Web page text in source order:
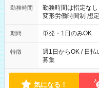
勤務時間
勤務時間は指定なし
変形労働時間制 想定労働時間
～21：00
期間 単発・1日のみOK
特徴
週1日からOK / 日払
募集
気になる！